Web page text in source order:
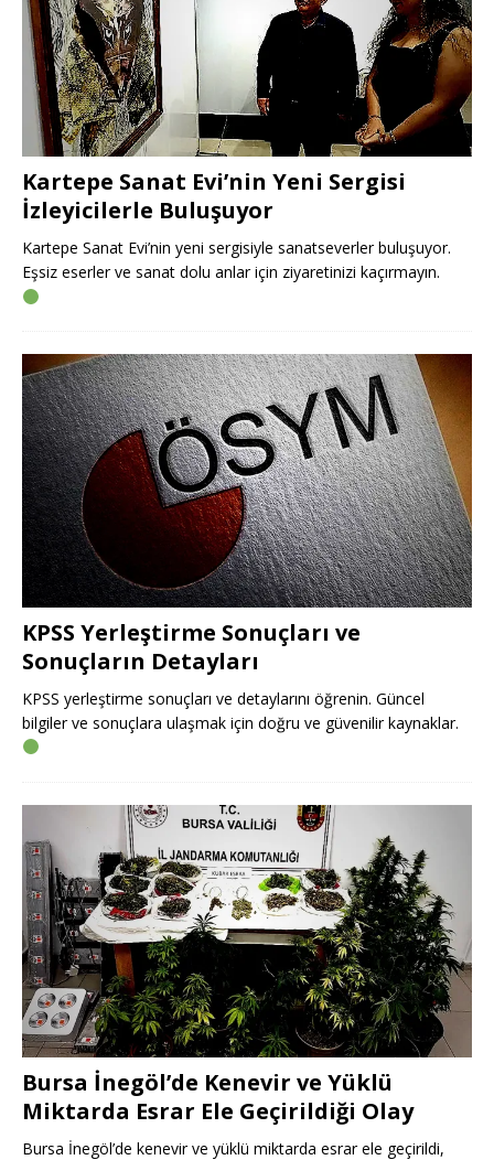
Kartepe Sanat Evi’nin Yeni Sergisi
İzleyicilerle Buluşuyor
Kartepe Sanat Evi’nin yeni sergisiyle sanatseverler buluşuyor.
Eşsiz eserler ve sanat dolu anlar için ziyaretinizi kaçırmayın.
KPSS Yerleştirme Sonuçları ve
Sonuçların Detayları
KPSS yerleştirme sonuçları ve detaylarını öğrenin. Güncel
bilgiler ve sonuçlara ulaşmak için doğru ve güvenilir kaynaklar.
Bursa İnegöl’de Kenevir ve Yüklü
Miktarda Esrar Ele Geçirildiği Olay
Bursa İnegöl’de kenevir ve yüklü miktarda esrar ele geçirildi,